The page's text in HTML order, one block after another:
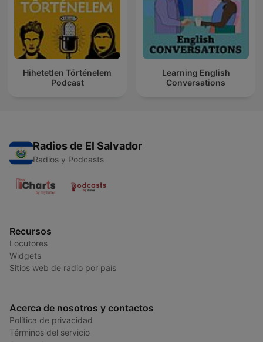
Hihetetlen Történelem
Podcast
Learning English
Conversations
Radios de El Salvador
Radios y Podcasts
Recursos
Locutores
Widgets
Sitios web de radio por país
Acerca de nosotros y contactos
Política de privacidad
Términos del servicio